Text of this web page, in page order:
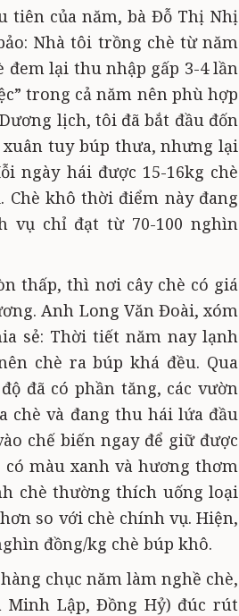
tiên của năm, bà Đỗ Thị Nhị
Nhà tôi trồng chè từ năm
đem lại thu nhập gấp 3-4 lần
trong cả năm nên phù hợp
lịch, tôi đã bắt đầu đốn
xuân tuy búp thưa, nhưng lại
ngày hái được 15-16kg chè
khô thời điểm này đang
vụ chỉ đạt từ 70-100 nghìn
thấp, thì nơi cây chè có giá
Anh Long Văn Đoài, xóm
sẻ: Thời tiết năm nay lạnh
chè ra búp khá đều. Qua
đã có phần tăng, các vườn
chè và đang thu hái lứa đầu
chế biến ngay để giữ được
màu xanh và hương thơm
chè thường thích uống loại
so với chè chính vụ. Hiện,
đồng/kg chè búp khô.
chục năm làm nghề chè,
Minh Lập, Đồng Hỷ) đúc rút